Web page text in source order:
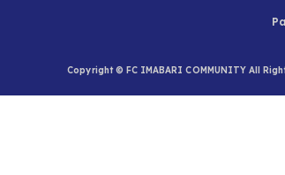
Copyright © FC IMABARI COMMUNITY All